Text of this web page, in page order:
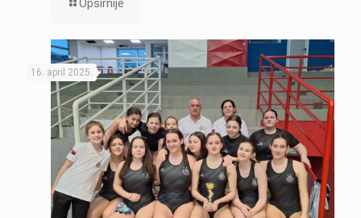
Opširnije
16. april 2025.